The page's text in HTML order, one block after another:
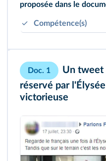
proposée dans le
Compétence(s)
Savoir exercer son
une recherche de
Doc. 1
Un tweet
réservé par
victorieuse